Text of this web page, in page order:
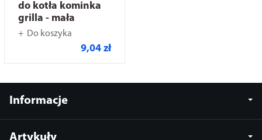
do kotła kominka
grilla - mała
Do koszyka
9,04 zł
Informacje
Artykuły